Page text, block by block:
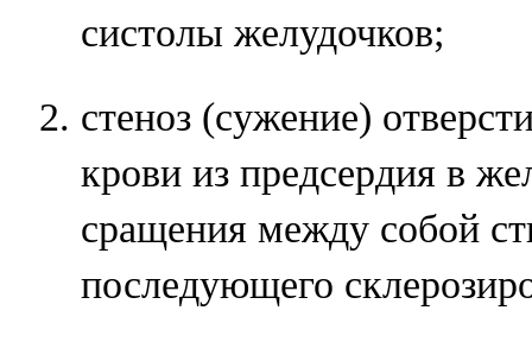
систолы желудочков;
стеноз (сужение)
крови из предсердия в
сращения между собой
последующего